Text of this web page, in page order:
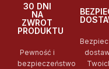
30 DNI
NA
ZWROT
PRODUKTU
Pewność i
bezpieczeństwo